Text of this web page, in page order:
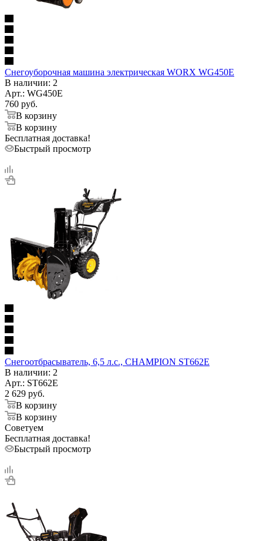
Снегоуборочная машина электрическая WORX WG450E
В наличии: 2
Арт.: WG450E
760 руб.
В корзину
В корзину
Бесплатная доставка!
Быстрый просмотр
Снегоотбрасыватель, 6,5 л.с., CHAMPION ST662E
В наличии: 2
Арт.: ST662E
2 629 руб.
В корзину
В корзину
Советуем
Бесплатная доставка!
Быстрый просмотр